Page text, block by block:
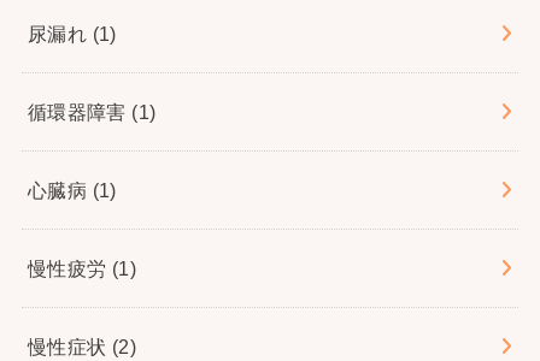
尿漏れ (1)
循環器障害 (1)
心臓病 (1)
慢性疲労 (1)
慢性症状 (2)